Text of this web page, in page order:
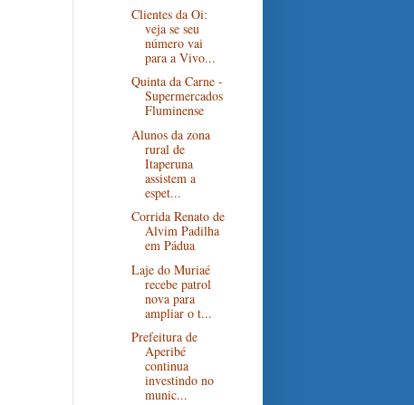
Clientes da Oi:
veja se seu
número vai
para a Vivo...
Quinta da Carne -
Supermercados
Fluminense
Alunos da zona
rural de
Itaperuna
assistem a
espet...
Corrida Renato de
Alvim Padilha
em Pádua
Laje do Muriaé
recebe patrol
nova para
ampliar o t...
Prefeitura de
Aperibé
continua
investindo no
munic...